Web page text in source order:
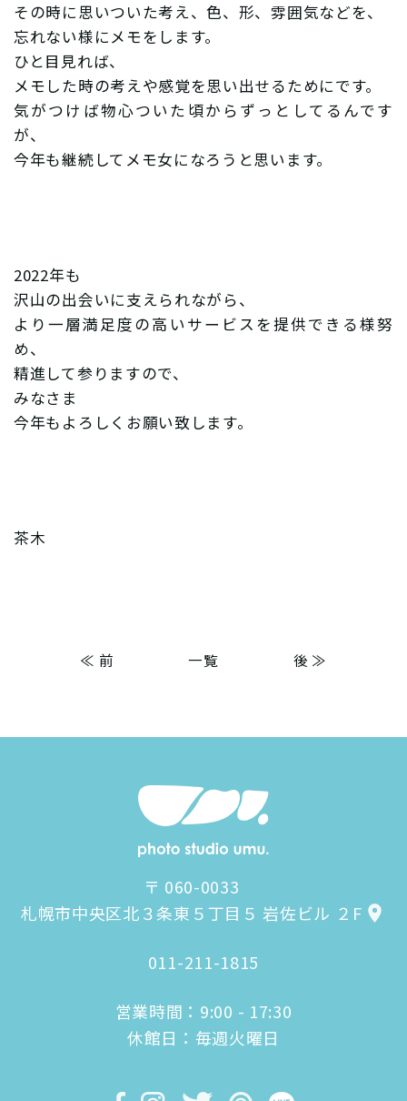
その時に思いついた考え、色、形、雰囲気などを、
忘れない様にメモをします。
ひと目見れば、
メモした時の考えや感覚を思い出せるためにです。
気がつけば物心ついた頃からずっとしてるんです
が、
今年も継続してメモ女になろうと思います。
2022年も
沢山の出会いに支えられながら、
より一層満足度の高いサービスを提供できる様努
め、
精進して参りますので、
みなさま
今年もよろしくお願い致します。
茶木
≪ 前 一覧 後 ≫
〒 060-0033
札幌市中央区北３条東５丁目５ 岩佐ビル ２F
011-211-1815
営業時間：9:00 - 17:30
休館日：毎週火曜日